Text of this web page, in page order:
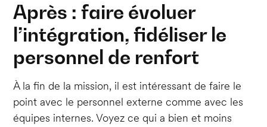
Après : faire évoluer
l’intégration, fidéliser le
personnel de renfort
À la fin de la mission, il est intéressant de faire le
point avec le personnel externe comme avec les
équipes internes. Voyez ce qui a bien et moins